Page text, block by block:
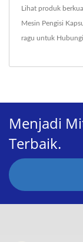
Lihat produk
Mesin Pengisi
ragu untuk
Menjadi
Terbaik.